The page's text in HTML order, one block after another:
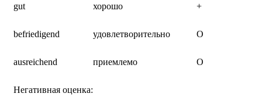
gut хорошо +
befriedigend удовлетворительно О
ausreichend приемлемо O
Негативная оценка: